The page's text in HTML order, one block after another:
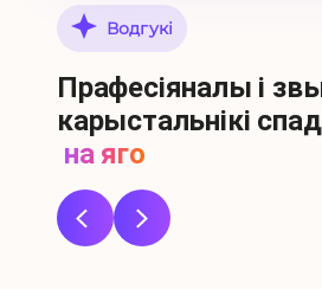
Водгукі
Прафесіяналы і
карыстальнікі
на яго